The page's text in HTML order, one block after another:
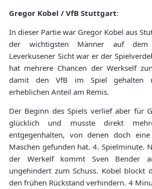
Gregor Kobel / VfB Stuttgart:
In dieser Partie war Gregor Kobel aus
der wichtigsten Männer auf
Leverkusener Sicht war er der
hat mehrere Chancen der Werkself
damit den VfB im Spiel gehalten
erheblichen Anteil am Remis.
Der Beginn des Spiels verlief aber für
glücklich und musste direkt
entgegenhalten, von denen doch
Maschen gefunden hat. 4. Spielminute.
der Werkelf kommt Sven Bender
ungehindert zum Schuss. Kobel blockt
den frühen Rückstand verhindern. 4